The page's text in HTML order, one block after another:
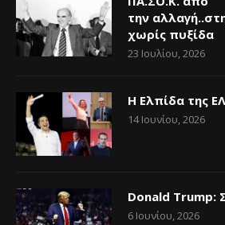
την
χωρίς πυξίδα
23 Ιουλίου, 2026
Η Ελπίδα της
14 Ιουνίου, 2026
Donald Trump:
6 Ιουνίου, 2026